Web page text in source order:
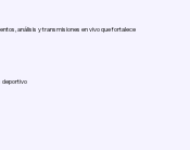
análisis y transmisiones en vivo que fortalece
deportivo